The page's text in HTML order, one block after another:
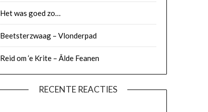
Het was goed zo…
Beetsterzwaag – Vlonderpad
Reid om ‘e Krite – Âlde Feanen
RECENTE REACTIES